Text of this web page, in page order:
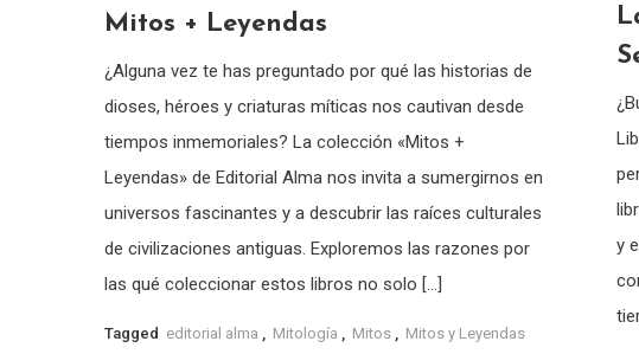
Mitos + Leyendas
¿Alguna vez te has preguntado por qué las historias de
dioses, héroes y criaturas míticas nos cautivan desde
tiempos inmemoriales? La colección «Mitos +
Leyendas» de Editorial Alma nos invita a sumergirnos en
universos fascinantes y a descubrir las raíces culturales
de civilizaciones antiguas. Exploremos las razones por
las qué coleccionar estos libros no solo […]
Tagged editorial alma Mitología Mitos Mitos y Leyendas
y